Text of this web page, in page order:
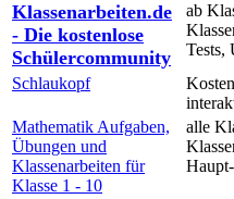
Klassenarbeiten.de
- Die kostenlose
Schülercommunity
ab
Tests,
Schlaukopf
Mathematik Aufgaben,
Übungen und
Klassenarbeiten für
Klasse 1 - 10
alle